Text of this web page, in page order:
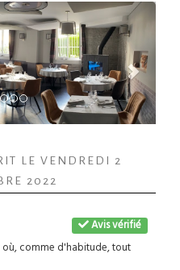
LE VENDREDI 2
2022
Avis vérifié
où, comme d'habitude, tout